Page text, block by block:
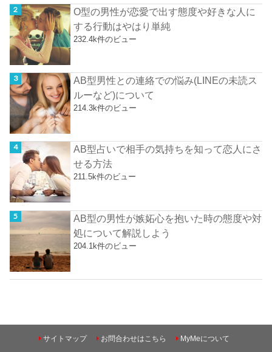
O型の男性が恋愛で出す態度や好きな人に
する行動はやはり単純
232.4k件のビュー
AB型男性との連絡での悩み(LINEの未読ス
ルーなど)について
214.3k件のビュー
AB型占いで相手の気持ちを知って恋人にさ
せる方法
211.5k件のビュー
AB型の男性が嫉妬心を抱いた時の態度や対
処について解説しよう
204.1k件のビュー
サイトマップ お問合わせはこちら MyMeについて